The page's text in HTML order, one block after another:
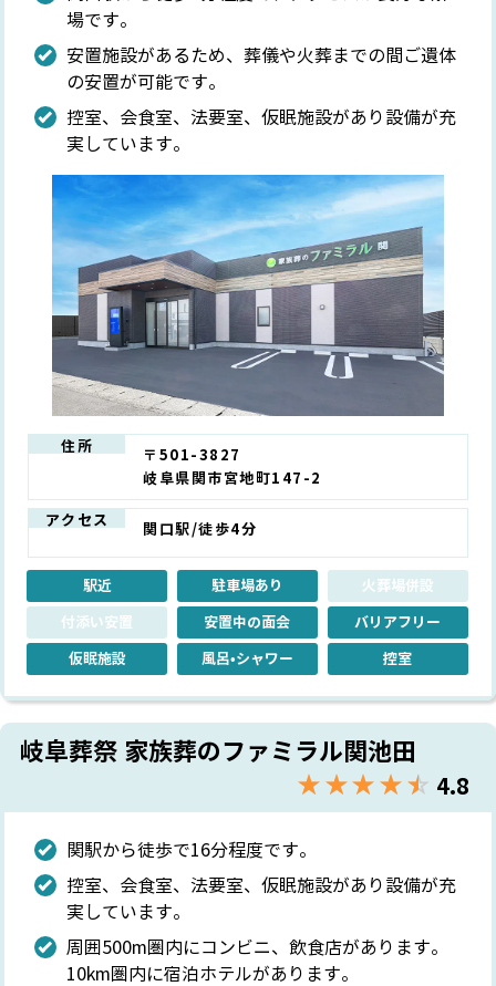
場です。
安置施設があるため、葬儀や火葬までの間ご遺体
の安置が可能です。
控室、会食室、法要室、仮眠施設があり設備が充
実しています。
住所
〒501-3827
岐阜県関市宮地町147-2
アクセス 関口駅/徒歩4分
駅近 駐車場あり
火葬場併設
付添い安置
安置中の面会
バリアフリー
仮眠施設
風呂•シャワー 控室
岐阜葬祭 家族葬のファミラル関池田
★★★★★
☆☆☆☆☆ 4.8
関駅から徒歩で16分程度です。
控室、会食室、法要室、仮眠施設があり設備が充
実しています。
周囲500m圏内にコンビニ、飲食店があります。
10km圏内に宿泊ホテルがあります。